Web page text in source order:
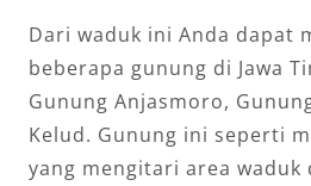
Dari waduk ini Anda dapat
beberapa gunung di Jawa
Gunung Anjasmoro,
Kelud. Gunung ini seperti
yang mengitari area waduk